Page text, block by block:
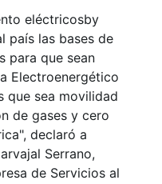
eléctricosby
país las bases de
para que sean
Electroenergético
que sea movilidad
de gases y cero
declaró a
Serrano,
de Servicios al